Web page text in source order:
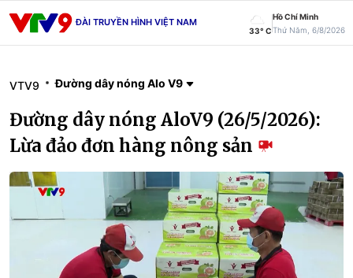
ĐÀI TRUYỀN HÌNH VIỆT NAM
33° C
Hồ Chí Minh
Thứ Năm, 6/8/2026
VTV9 Đường dây nóng Alo V9
Đường dây nóng AloV9 (26/5/2026):
Lừa đảo đơn hàng nông sản